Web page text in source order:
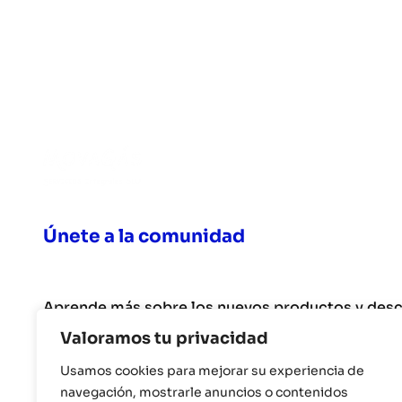
Valoramos tu privacidad
Usamos cookies para mejorar su experiencia de
navegación, mostrarle anuncios o contenidos
Únete a la comunidad
Aprende más sobre los nuevos productos y